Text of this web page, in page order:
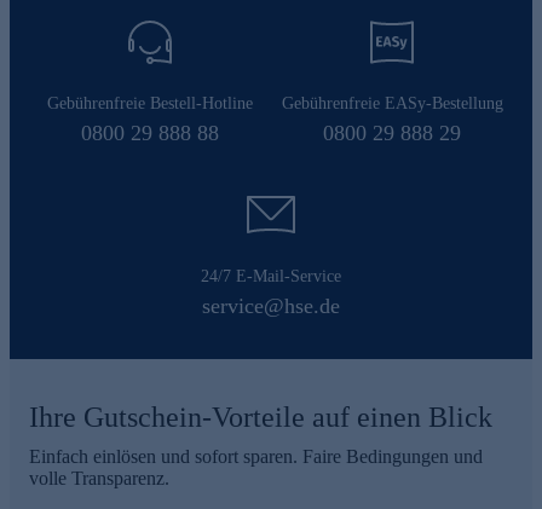
Gebührenfreie Bestell-Hotline
0800 29 888 88
Gebührenfreie EASy-Bestellung
0800 29 888 29
24/7 E-Mail-Service
service@hse.de
Ihre Gutschein-Vorteile auf einen Blick
Einfach einlösen und sofort sparen. Faire Bedingungen und
volle Transparenz.